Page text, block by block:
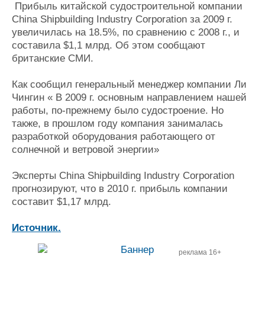
Репутация
Работа
Крюинг
Журнал
Реклама
Изделия
Материалы
Услуги
Конференции
Выставки и семинары
Личности
Словарь
Флот
Галерея флота
Форум
Прибыль китайской судостроительной компании
China Shipbuilding Industry Corporation за 2009 г.
увеличилась на 18.5%, по сравнению с 2008 г., и
составила $1,1 млрд. Об этом сообщают
британские СМИ.
Как сообщил генеральный менеджер компании Ли
Чингин « В 2009 г. основным направлением нашей
работы, по-прежнему было судостроение. Но
также, в прошлом году компания занималась
разработкой оборудования работающего от
солнечной и ветровой энергии»
Эксперты China Shipbuilding Industry Corporation
прогнозируют, что в 2010 г. прибыль компании
составит $1,17 млрд.
Источник.
реклама 16+